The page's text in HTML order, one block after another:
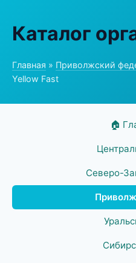
Каталог
Главная » Приволжский
Yellow Fast
🏠
Северо-